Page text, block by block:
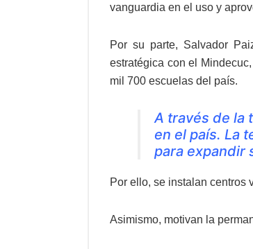
vanguardia en el uso y
Por su parte, Salvador
estratégica con el
mil 700 escuelas del país.
A través de la
en el país. La
para expandir
Por ello, se instalan centros
Asimismo, motivan la